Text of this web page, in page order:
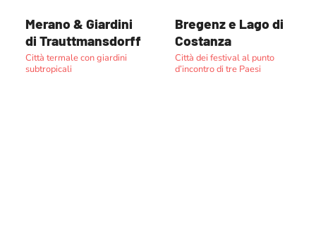
Merano & Giardini
di Trauttmansdorff
Città termale con giardini
subtropicali
Bregenz e Lago di
Costanza
Città dei festival al punto
d’incontro di tre Paesi